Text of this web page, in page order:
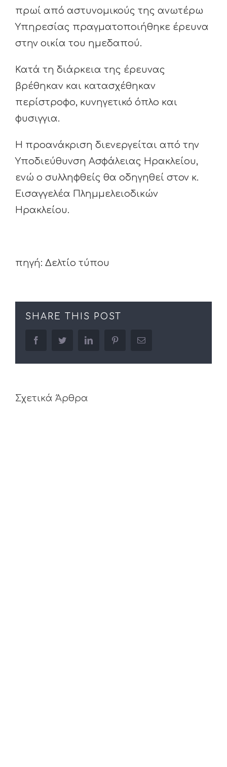
πρωί από αστυνομικούς της ανωτέρω
Υπηρεσίας πραγματοποιήθηκε έρευνα
στην οικία του ημεδαπού.
Κατά τη διάρκεια της έρευνας
βρέθηκαν και κατασχέθηκαν
περίστροφο, κυνηγετικό όπλο και
φυσιγγια.
Η προανάκριση διενεργείται από την
Υποδιεύθυνση Ασφάλειας Ηρακλείου,
ενώ ο συλληφθείς θα οδηγηθεί στον κ.
Εισαγγελέα Πλημμελειοδικών
Ηρακλείου.
πηγή: Δελτίο τύπου
SHARE THIS POST
facebooktwitter linkedin pinterestEmail
Σχετικά Άρθρα